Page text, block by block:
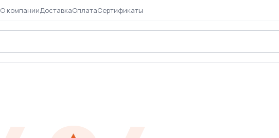
О компанииДоставкаОплатаСертификаты